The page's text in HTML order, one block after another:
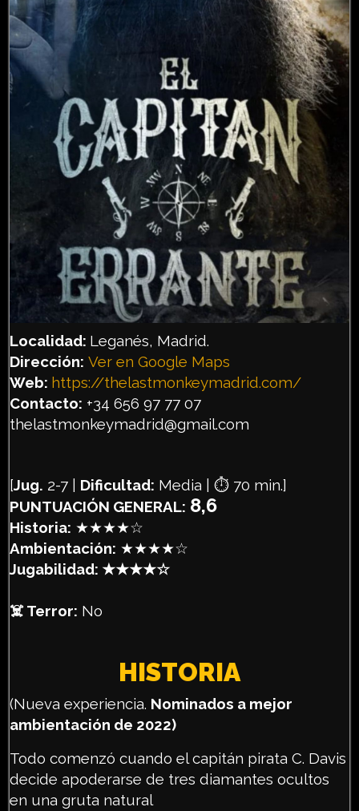
Localidad: Leganés, Madrid.
Dirección: Ver en Google Maps
Web: https://thelastmonkeymadrid.com/
Contacto: +34 656 97 77 07
thelastmonkeymadrid@gmail.com
[Jug. 2-7 | Dificultad: Media | ⏱️ 70 min.]
PUNTUACIÓN GENERAL: 8,6
Historia: ★★★★☆
Ambientación: ★★★★☆
Jugabilidad: ★★★★☆
☠️ Terror: No
HISTORIA
(Nueva experiencia. Nominados a mejor
ambientación de 2022)
Todo comenzó cuando el capitán pirata C. Davis
decide apoderarse de tres diamantes ocultos
en una gruta natural